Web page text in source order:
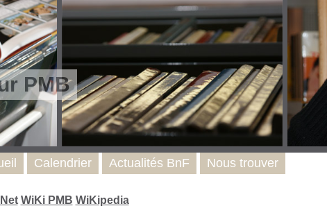
PMB
WiKi PMB WiKipedia
Calendrier Actualités BnF Nous trouver